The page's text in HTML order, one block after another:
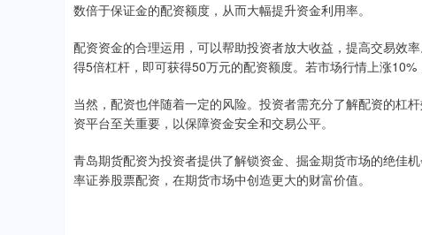
数倍于保证金的配资额度，从而大幅提升资金利用率。
配资资金的合理运用，可以帮助投资者放大收益，提高交易效率
得5倍杠杆，即可获得50万元的配资额度。若市场行情上涨
当然，配资也伴随着一定的风险。投资者需充分了解配资的杠
资平台至关重要，以保障资金安全和交易公平。
青岛期货配资为投资者提供了解锁资金、掘金期货市场的绝佳
率证券股票配资，在期货市场中创造更大的财富价值。